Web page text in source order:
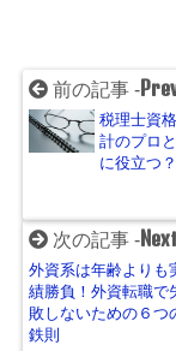
前の記事 -
税理士資
計のプロ
に役立つ？
次の記事 -
外資系は年齢よりも
績勝負！外資転職で
敗しないための６つ
鉄則